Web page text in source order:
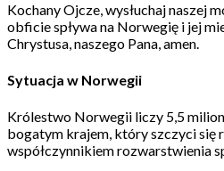
Kochany Ojcze, wysłuchaj naszej
obficie spływa na Norwegię i jej
Chrystusa, naszego Pana, amen.
Sytuacja w Norwegii
Królestwo Norwegii liczy 5,5
bogatym krajem, który szczyci się
współczynnikiem rozwarstwienia